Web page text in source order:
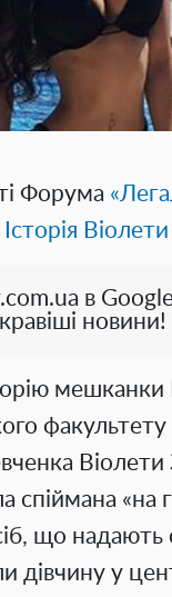
Форума
в
новини!
мешканки
факультету
Віолети
спіймана «на
що надають
дівчину у